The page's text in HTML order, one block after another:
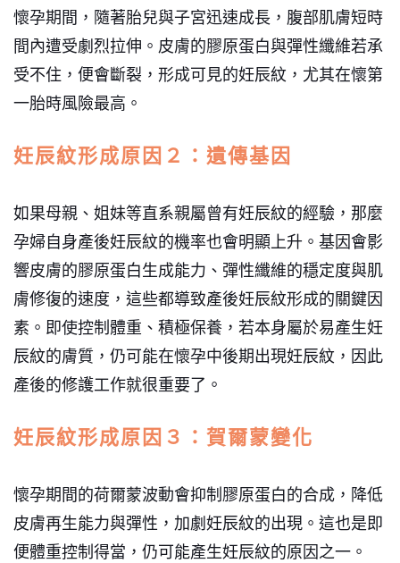
懷孕期間，隨著胎兒與子宮迅速成長，腹部肌膚短時
間內遭受劇烈拉伸。皮膚的膠原蛋白與彈性纖維若承
受不住，便會斷裂，形成可見的妊辰紋，尤其在懷第
一胎時風險最高。
妊辰紋形成原因２：遺傳基因
如果母親、姐妹等直系親屬曾有妊辰紋的經驗，那麼
孕婦自身產後妊辰紋的機率也會明顯上升。基因會影
響皮膚的膠原蛋白生成能力、彈性纖維的穩定度與肌
膚修復的速度，這些都導致產後妊辰紋形成的關鍵因
素。即使控制體重、積極保養，若本身屬於易產生妊
辰紋的膚質，仍可能在懷孕中後期出現妊辰紋，因此
產後的修護工作就很重要了。
妊辰紋形成原因３：賀爾蒙變化
懷孕期間的荷爾蒙波動會抑制膠原蛋白的合成，降低
皮膚再生能力與彈性，加劇妊辰紋的出現。這也是即
便體重控制得當，仍可能產生妊辰紋的原因之一。